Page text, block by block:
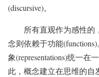
(discursive)。
所有直观作为感性的，
念则依赖于功能
象(representations)统一
此，概念建立在思维的自